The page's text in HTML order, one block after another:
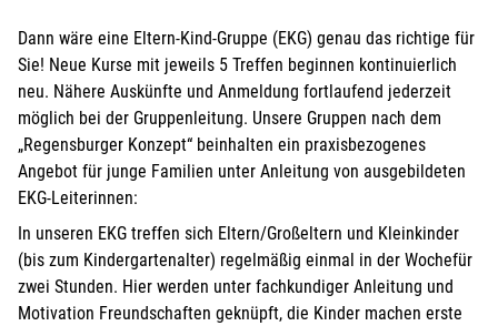
Dann wäre eine Eltern-Kind-Gruppe (EKG) genau das richtige für
Sie! Neue Kurse mit jeweils 5 Treffen beginnen kontinuierlich
neu. Nähere Auskünfte und Anmeldung fortlaufend jederzeit
möglich bei der Gruppenleitung. Unsere Gruppen nach dem
„Regensburger Konzept“ beinhalten ein praxisbezogenes
Angebot für junge Familien unter Anleitung von ausgebildeten
EKG-Leiterinnen:
In unseren EKG treffen sich Eltern/Großeltern und Kleinkinder
(bis zum Kindergartenalter) regelmäßig einmal in der Wochefür
zwei Stunden. Hier werden unter fachkundiger Anleitung und
Motivation Freundschaften geknüpft, die Kinder machen erste